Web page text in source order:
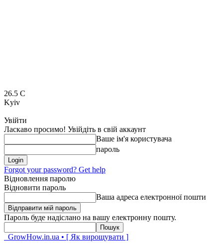
26.5 C
Kyiv
Увійти
Ласкаво просимо! Увійдіть в свій аккаунт
Ваше ім'я користувача
пароль
Forgot your password? Get help
Відновлення паролю
Відновити пароль
Ваша адреса електронної пошти
Пароль буде надіслано на вашу електронну пошту.
GrowHow.in.ua • [ Як вирощувати ]